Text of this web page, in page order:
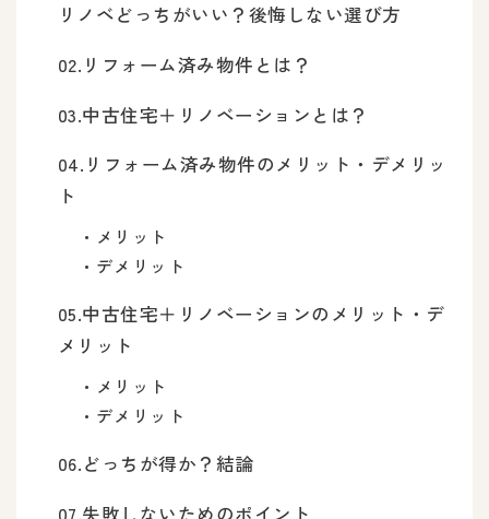
リノベどっちがいい？後悔しない選び方
リフォーム済み物件とは？
中古住宅＋リノベーションとは？
リフォーム済み物件のメリット・デメリッ
ト
メリット
デメリット
中古住宅＋リノベーションのメリット・デ
メリット
メリット
デメリット
どっちが得か？結論
失敗しないためのポイント